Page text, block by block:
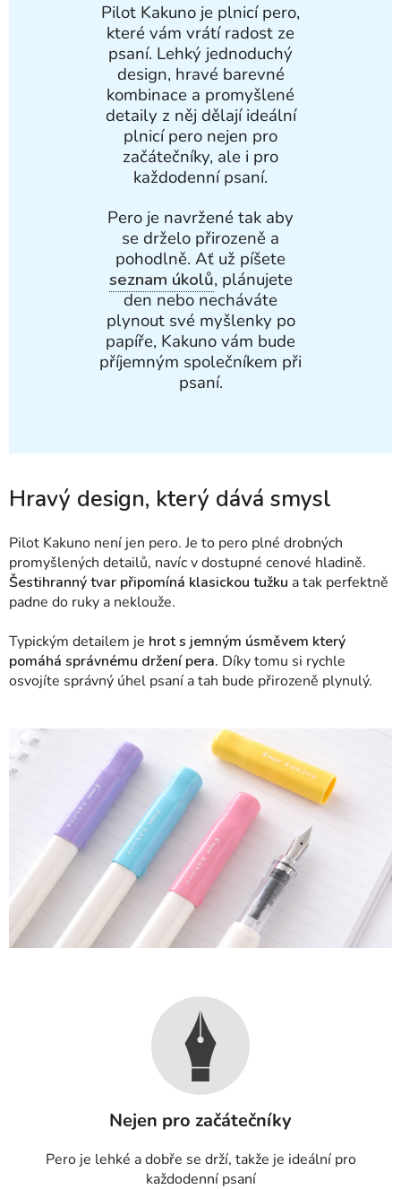
Pilot Kakuno je plnicí pero,
které vám vrátí radost ze
psaní. Lehký jednoduchý
design, hravé barevné
kombinace a promyšlené
detaily z něj dělají ideální
plnicí pero nejen pro
začátečníky, ale i pro
každodenní psaní.
Pero je navržené tak aby
se drželo přirozeně a
pohodlně. Ať už píšete
seznam úkolů, plánujete
den nebo necháváte
plynout své myšlenky po
papíře, Kakuno vám bude
příjemným společníkem při
psaní.
Hravý design, který dává smysl
Pilot Kakuno není jen pero. Je to pero plné drobných
promyšlených detailů, navíc v dostupné cenové hladině.
Šestihranný tvar připomíná klasickou tužku a tak perfektně
padne do ruky a neklouže.
Typickým detailem je hrot s jemným úsměvem který
pomáhá správnému držení pera. Díky tomu si rychle
osvojíte správný úhel psaní a tah bude přirozeně plynulý.
Nejen pro začátečníky
Pero je lehké a dobře se drží, takže je ideální pro
každodenní psaní